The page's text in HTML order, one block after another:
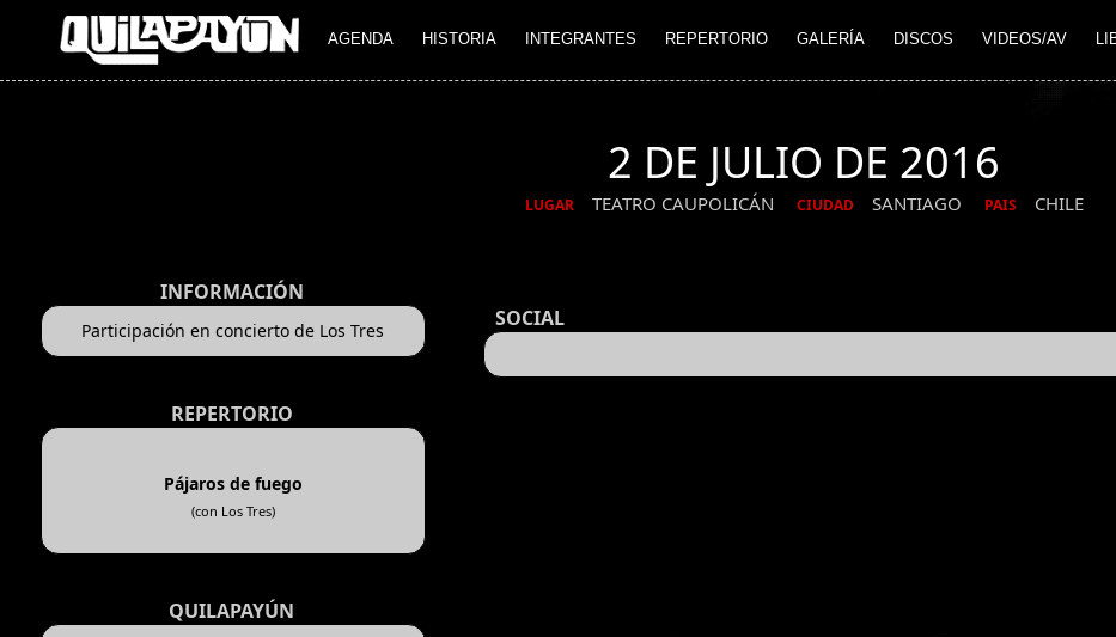
AGENDA HISTORIA INTEGRANTES REPERTORIO GALERÍA DISCOS VIDEOS/AV
2 DE JULIO DE 2016
LUGAR TEATRO CAUPOLICÁN CIUDAD SANTIAGO PAIS CHILE
INFORMACIÓN
Participación en concierto de Los Tres
REPERTORIO
Pájaros de fuego
(con Los Tres)
QUILAPAYÚN
SOCIAL